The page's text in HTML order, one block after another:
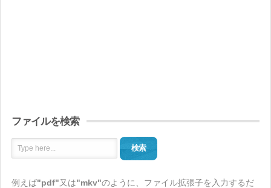
ファイルを検索
検索
例えば"pdf"又は"mkv"のように、ファイル拡張子を入力するだ